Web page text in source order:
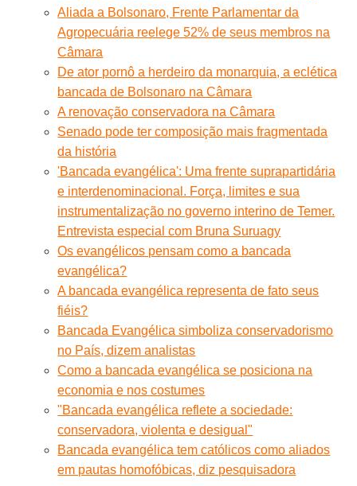
Aliada a Bolsonaro, Frente Parlamentar da
Agropecuária reelege 52% de seus membros na
Câmara
De ator pornô a herdeiro da monarquia, a eclética
bancada de Bolsonaro na Câmara
A renovação conservadora na Câmara
Senado pode ter composição mais fragmentada
da história
'Bancada evangélica': Uma frente suprapartidária
e interdenominacional. Força, limites e sua
instrumentalização no governo interino de Temer.
Entrevista especial com Bruna Suruagy
Os evangélicos pensam como a bancada
evangélica?
A bancada evangélica representa de fato seus
fiéis?
Bancada Evangélica simboliza conservadorismo
no País, dizem analistas
Como a bancada evangélica se posiciona na
economia e nos costumes
"Bancada evangélica reflete a sociedade:
conservadora, violenta e desigual"
Bancada evangélica tem católicos como aliados
em pautas homofóbicas, diz pesquisadora